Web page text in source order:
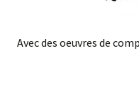
Avec des oeuvres de